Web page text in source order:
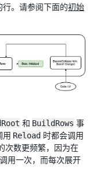
。请参阅下面的初始
和 BuildRows 事
用 Reload 时都会调用
次数更频繁，因为在
用一次，而每次展开